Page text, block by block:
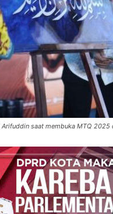
Arifuddin saat membuka MTQ 2025